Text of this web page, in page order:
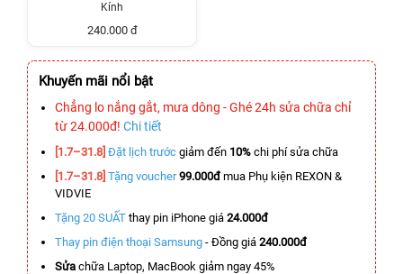
Kính
240.000 đ
Khuyến mãi nổi bật
Chẳng lo nắng gắt, mưa dông - Ghé 24h sửa chữa chỉ
từ 24.000đ! Chi tiết
[1.7–31.8] Đặt lịch trước giảm đến 10% chi phí sửa chữa
[1.7–31.8] Tặng voucher 99.000đmua Phụ kiện REXON &
VIDVIE
Tặng 20 SUẤT thay pin iPhone giá 24.000đ
Thay pin điện thoại Samsung - Đồng giá 240.000đ
Sửa chữa Laptop, MacBook giảm ngay 45%